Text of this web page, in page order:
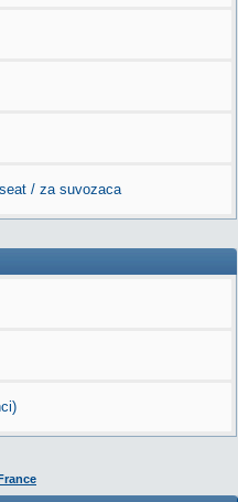
/ za suvozaca